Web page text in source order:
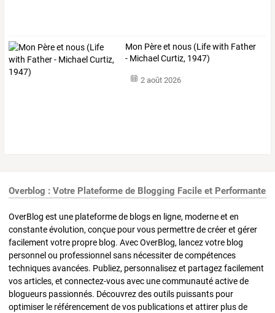
Mon Père et nous (Life with Father
- Michael Curtiz, 1947)
2 août 2026
Overblog : Votre Plateforme de Blogging Facile et Performante
OverBlog est une plateforme de blogs en ligne, moderne et en
constante évolution, conçue pour vous permettre de créer et gérer
facilement votre propre blog. Avec OverBlog, lancez votre blog
personnel ou professionnel sans nécessiter de compétences
techniques avancées. Publiez, personnalisez et partagez facilement
vos articles, et connectez-vous avec une communauté active de
blogueurs passionnés. Découvrez des outils puissants pour
optimiser le référencement de vos publications et attirer plus de